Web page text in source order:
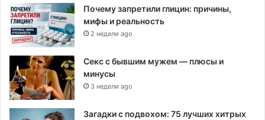
Почему запретили глицин: причины,
мифы и реальность
2 недели ago
Секс с бывшим мужем — плюсы и
минусы
3 недели ago
Загадки с подвохом: 75 лучших хитрых